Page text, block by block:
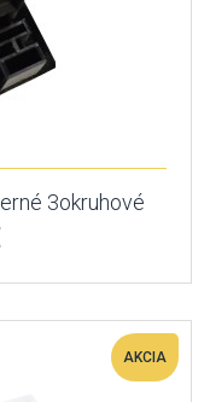
3okruhové
AKCIA